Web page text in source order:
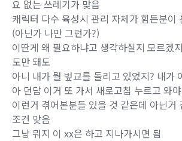
요 없는 쓰레기가 맞음
캐릭터 다수 육성시 관리 자체가 힘든분이
(아닌가 나만 그런가?)
이딴게 왜 필요하냐고 생각하실지 모르겠
도만 돼도
아니 내가 뭘 벞교를 돌리고 있었지? 내가
아 던담 이거 또 가서 새로고침 누르고 와
이런거 겪어본분들 있을 것 같은데 아닌거
조건 맞음
그냥 뭐지 이 xx은 하고 지나가시면 됨